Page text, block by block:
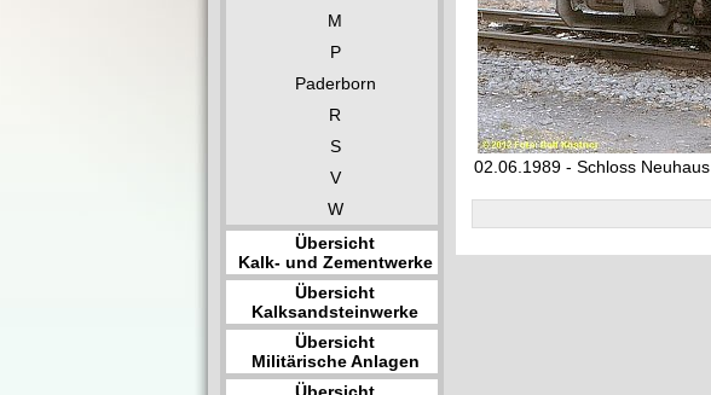
M
P
Paderborn
R
S
V
W
Übersicht
Kalk- und Zementwerke
Übersicht
Kalksandsteinwerke
Übersicht
Militärische Anlagen
02.06.1989 - Schloss Neuhaus